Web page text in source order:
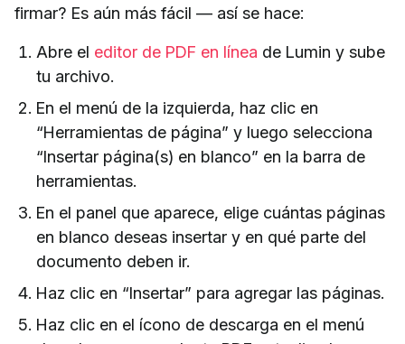
firmar? Es aún más fácil — así se hace:
Abre el editor de PDF en línea de Lumin y sube
tu archivo.
En el menú de la izquierda, haz clic en
“Herramientas de página” y luego selecciona
“Insertar página(s) en blanco” en la barra de
herramientas.
En el panel que aparece, elige cuántas páginas
en blanco deseas insertar y en qué parte del
documento deben ir.
Haz clic en “Insertar” para agregar las páginas.
Haz clic en el ícono de descarga en el menú